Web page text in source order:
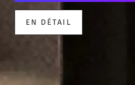
EN DÉTAIL